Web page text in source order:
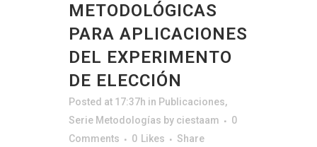
METODOLÓGICAS
PARA APLICACIONES
DEL EXPERIMENTO
DE ELECCIÓN
Posted at 17:37h in Publicaciones,
Serie Metodologías by ciestaam
0
Comments
0 Likes Share